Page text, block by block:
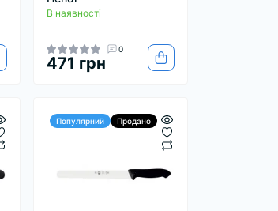
В наявності
0
471 грн
Популярний Продано